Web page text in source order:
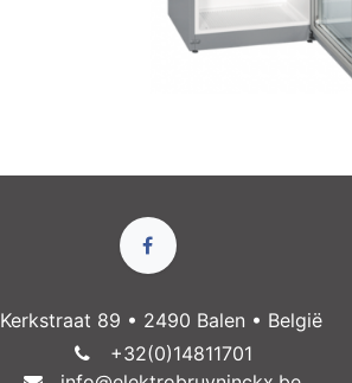
Kerkstraat 89 • 2490 Balen • België
+32(0)14811​701